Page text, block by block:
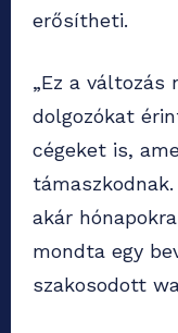
erősítheti.
„Ez a változás
dolgozókat
cégeket is,
akár
mondta egy
szakosodott